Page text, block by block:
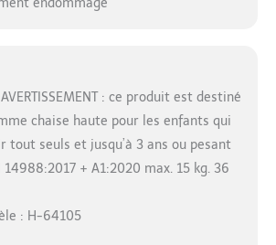
: ce produit est destiné
chaise haute pour les enfants qui
tout seuls et jusqu’à 3 ans ou pesant
14988:2017 + A1:2020 max. 15 kg. 36
: H-64105